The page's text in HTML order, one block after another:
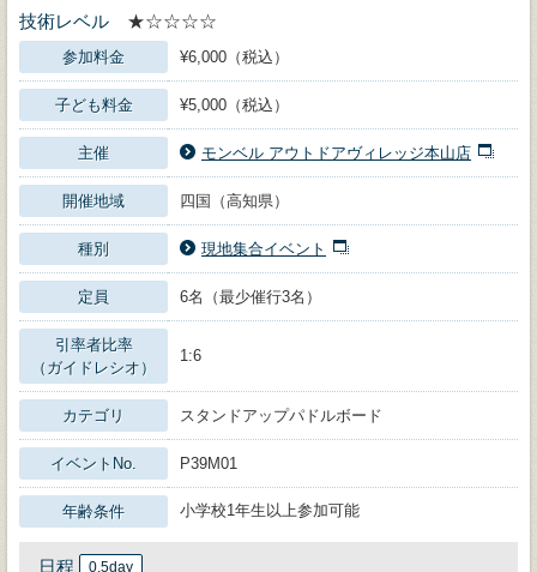
技術レベル
★☆☆☆☆
参加料金 ¥6,000（税込）
子ども料金 ¥5,000（税込）
主催 モンベル アウトドアヴィレッジ本山店
開催地域 四国（高知県）
種別 現地集合イベント
定員 6名（最少催行3名）
引率者比率
（ガイドレシオ）
1:6
カテゴリ スタンドアップパドルボード
イベントNo. P39M01
年齢条件 小学校1年生以上参加可能
日程 0.5day